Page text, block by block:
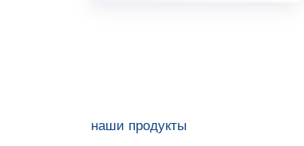
наши продукты